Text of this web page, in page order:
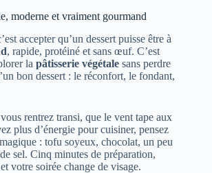
moderne et vraiment gourmand
accepter qu’un dessert puisse être à
, rapide, protéiné et sans œuf. C’est
la pâtisserie végétale sans perdre
bon dessert : le réconfort, le fondant,
rentrez transi, que le vent tape aux
plus d’énergie pour cuisiner, pensez
: tofu soyeux, chocolat, un peu
sel. Cinq minutes de préparation,
votre soirée change de visage.